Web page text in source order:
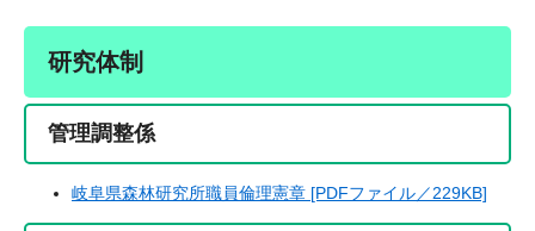
研究体制
管理調整係
岐阜県森林研究所職員倫理憲章 [PDFファイル／229KB]